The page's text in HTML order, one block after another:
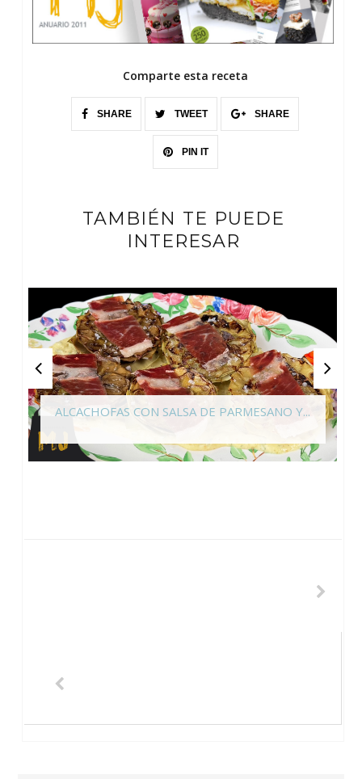
Comparte esta receta
SHARE TWEET SHARE
PIN IT
TAMBIÉN TE PUEDE
INTERESAR
ALCACHOFAS CON SALSA DE PARMESANO Y...